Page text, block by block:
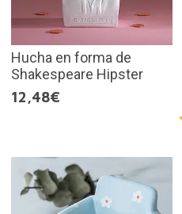
Hucha en forma de
Shakespeare Hipster
12,48€